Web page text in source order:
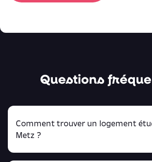
Questions
Comment trouver un logement
Metz ?